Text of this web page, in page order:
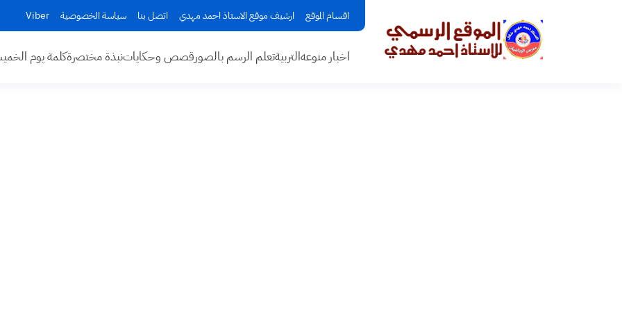
اقسام الموقع ارشيف موقع الاستاذ احمد مهدي اتصل بنا سياسة الخصوصية Viber
اخبار منوعهالتربيةتعلم الرسم بالصورقصص وحكاياتنبذة مختصرةكلمة يوم